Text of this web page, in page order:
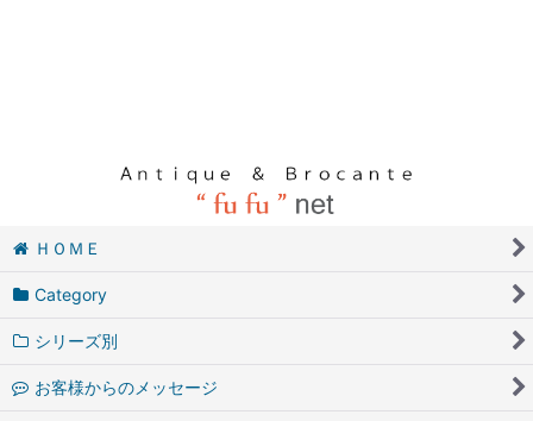
ＨＯＭＥ
Category
シリーズ別
お客様からのメッセージ